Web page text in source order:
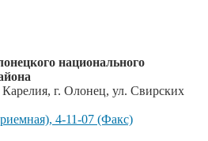
национального
г. Олонец, ул. Свирских
4-11-07 (Факс)